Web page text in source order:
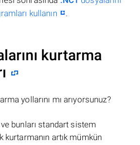
kullanın
.
kurtarma
yollarını mı arıyorsunuz?
bunları standart sistem
kurtarmanın artık mümkün